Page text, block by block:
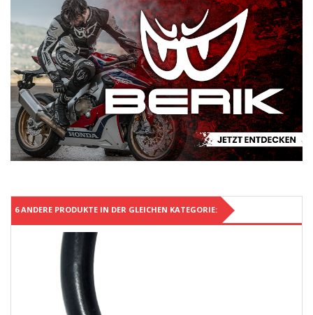
6 ANDERE PRODUKTE IN DER GLEICHEN KATEGORIE: